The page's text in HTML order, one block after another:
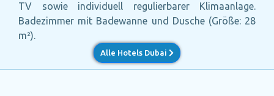
TV sowie individuell regulierbarer Klimaanlage.
Badezimmer mit Badewanne und Dusche (Größe: 28
m²).
Alle Hotels Dubai